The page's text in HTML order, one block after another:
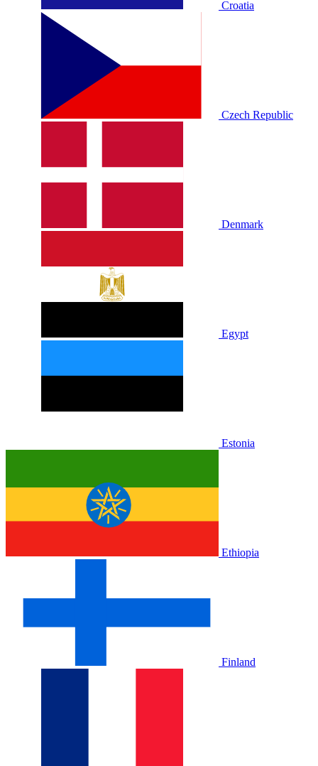
Croatia
Czech Republic
Denmark
Egypt
Estonia
Ethiopia
Finland